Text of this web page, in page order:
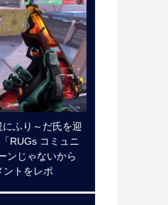
にふり～だ氏を迎
RUGs コミュニ
ンじゃないから
ントをレポ